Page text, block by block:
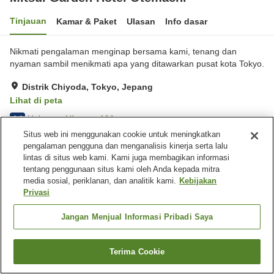
Tinjauan Kamar & Paket Ulasan Info dasar
Nikmati pengalaman menginap bersama kami, tenang dan
nyaman sambil menikmati apa yang ditawarkan pusat kota Tokyo.
Distrik Chiyoda, Tokyo, Jepang
Lihat di peta
4.4 Hebat Ulasan:196
Fasilitas properti
Wi-Fi
Restoran
Laundry
Microwave bersama
Jepang Tokyo
Distrik Chiyoda
Mitsui Garden Hotel Otemachi
Cari kamar
Situs web ini menggunakan cookie untuk meningkatkan
pengalaman pengguna dan menganalisis kinerja serta lalu
lintas di situs web kami. Kami juga membagikan informasi
tentang penggunaan situs kami oleh Anda kepada mitra
media sosial, periklanan, dan analitik kami. Kebijakan
Privasi
Jangan Menjual Informasi Pribadi Saya
Terima Cookie